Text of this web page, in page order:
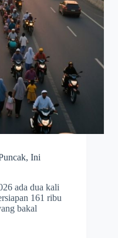
Ini
ada dua kali
161 ribu
bakal